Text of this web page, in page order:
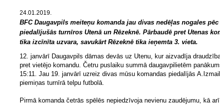
24.01.2019.
BFC Daugavpils meiteņu komanda jau divas nedēļas nogales pēc
piedalījušās turnīros Utenā un Rēzeknē. Pārbaudē pret Utenas
tika izcīnīta uzvara, savukārt Rēzeknē tika ieņemta 3. vieta.
12. janvārī Daugavpils dāmas devās uz Utenu, kur aizvadīja
pret vietējo komandu. Četru puslaiku summā daugavpilietēm
15:11. Jau 19. janvārī uzreiz divas mūsu komandas piedalījās
piemiņas turnīrā telpu futbolā.
Pirmā komanda četrās spēlēs nepiedzīvoja nevienu zaudējumu, kā arī